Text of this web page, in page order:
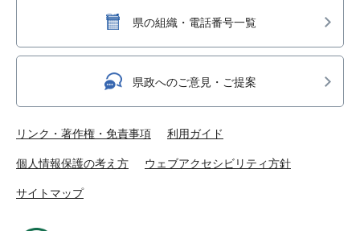
県の組織・電話番号一覧
県政へのご意見・ご提案
リンク・著作権・免責事項 利用ガイド
個人情報保護の考え方 ウェブアクセシビリティ方針
サイトマップ